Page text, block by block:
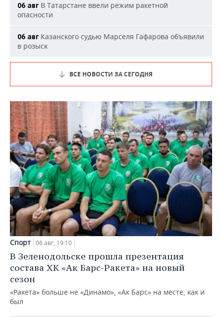
06 авг В Татарстане ввели режим ракетной
опасности
06 авг Казанского судью Марселя Гафарова объявили
в розыск
ВСЕ НОВОСТИ ЗА СЕГОДНЯ
Спорт 06 авг, 19:10
В Зеленодольске прошла презентация
состава ХК «Ак Барс-Ракета» на новый
сезон
«Ракета» больше не «Динамо», «Ак Барс» на месте, как и
был